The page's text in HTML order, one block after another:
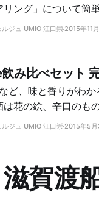
ング」について簡
ルジュ UMIO 江口崇 2015年11
み比べセット
など、味と香りがわ
は花の絵、辛口のも
りをイメージしや
ルジュ UMIO 江口崇 2015年5月
賀渡